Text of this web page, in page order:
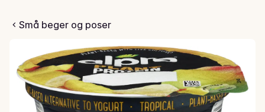
Små beger og poser
yellow fruits